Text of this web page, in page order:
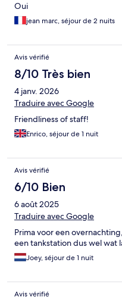
Oui
jean marc, séjour de 2 nuits
Avis vérifié
8/10 Très bien
4 janv. 2026
Traduire avec Google
Friendliness of staff!
Enrico, séjour de 1 nuit
Avis vérifié
6/10 Bien
6 août 2025
Traduire avec Google
Prima voor een
een tankstation dus wel wat
Joey, séjour de 1 nuit
Avis vérifié